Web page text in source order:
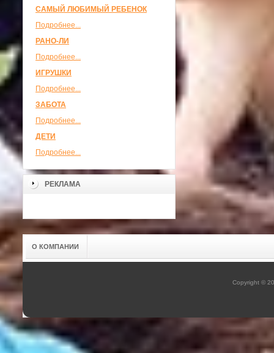
САМЫЙ ЛЮБИМЫЙ РЕБЕНОК
Подробнее...
РАНО-ЛИ
Подробнее...
ИГРУШКИ
Подробнее...
ЗАБОТА
Подробнее...
ДЕТИ
Подробнее...
РЕКЛАМА
О КОМПАНИИ
Copyright ©